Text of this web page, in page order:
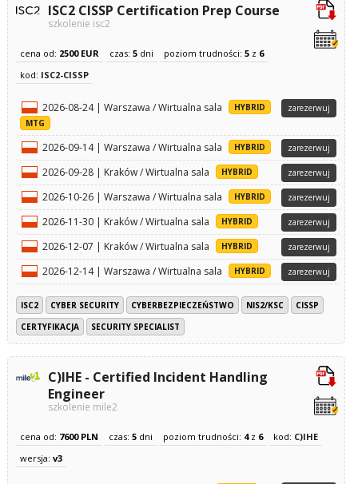
ISC2 CISSP Certification Prep Course
szkolenie isc2
cena od: 2500 EUR czas: 5dni poziom trudności: 5z 6
kod: ISC2-CISSP
2026-08-24 | Warszawa / Wirtualna sala
HYBRID
MTG
zarezerwuj
2026-09-14 | Warszawa / Wirtualna sala HYBRID zarezerwuj
2026-09-28 | Kraków / Wirtualna sala HYBRID zarezerwuj
2026-10-26 | Warszawa / Wirtualna sala HYBRID zarezerwuj
2026-11-30 | Kraków / Wirtualna sala HYBRID zarezerwuj
2026-12-07 | Kraków / Wirtualna sala HYBRID zarezerwuj
2026-12-14 | Warszawa / Wirtualna sala HYBRID zarezerwuj
ISC2 CYBER SECURITY CYBERBEZPIECZEŃSTWO NIS2/KSC
CISSP
CERTYFIKACJA
SECURITY SPECIALIST
C)IHE - Certified Incident Handling
Engineer
szkolenie mile2
cena od: 7600 PLN czas: 5dni poziom trudności: 4z 6 kod: C)IHE
wersja: v3